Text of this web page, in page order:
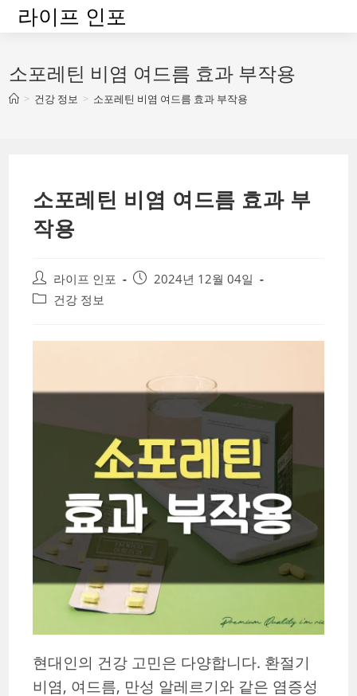
Skip라이프 인포
소포레틴 비염 여드름 효과 부작용
> 건강 정보 > 소포레틴 비염 여드름 효과 부작용
소포레틴 비염 여드름 효과 부
작용
Post
author:
라이프 인포
Post2024년 12월 04일
Post건강 정보
현대인의 건강 고민은 다양합니다. 환절기
비염, 여드름, 만성 알레르기와 같은 염증성